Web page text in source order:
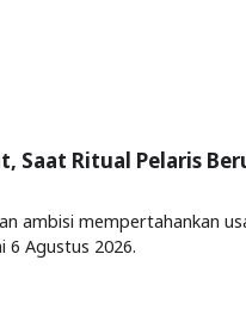
Saat Ritual Pelaris
ambisi mempertahankan
6 Agustus 2026.